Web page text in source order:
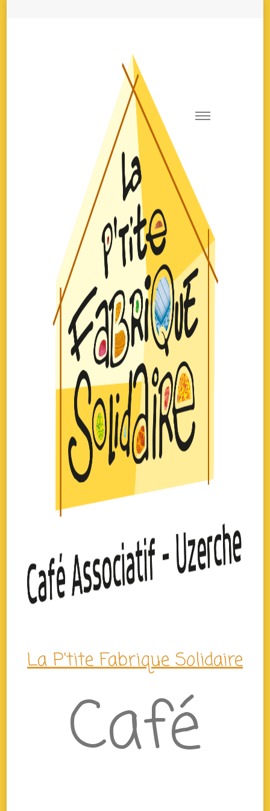
La P'tite Fabrique Solidaire
Café